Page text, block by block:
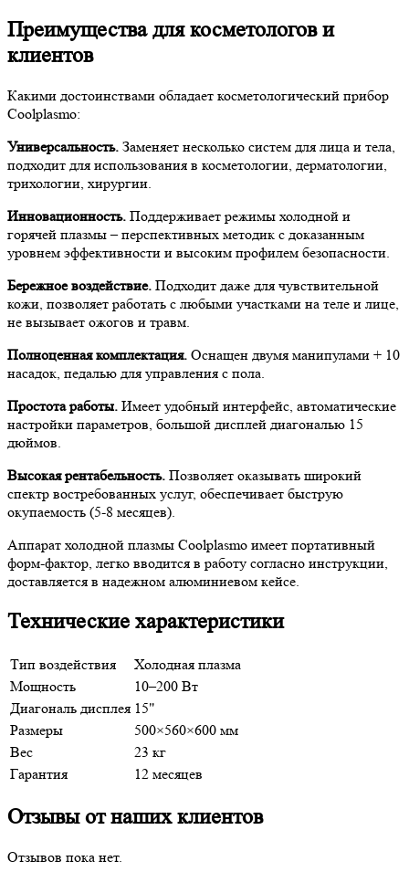
Преимущества для косметологов и
клиентов
Какими достоинствами обладает косметологический прибор
Coolplasmo:
Универсальность. Заменяет несколько систем для лица и тела,
подходит для использования в косметологии, дерматологии,
трихологии, хирургии.
Инновационность. Поддерживает режимы холодной и
горячей плазмы – перспективных методик с доказанным
уровнем эффективности и высоким профилем безопасности.
Бережное воздействие. Подходит даже для чувствительной
кожи, позволяет работать с любыми участками на теле и лице,
не вызывает ожогов и травм.
Полноценная комплектация. Оснащен двумя манипулами + 10
насадок, педалью для управления с пола.
Простота работы. Имеет удобный интерфейс, автоматические
настройки параметров, большой дисплей диагональю 15
дюймов.
Высокая рентабельность. Позволяет оказывать широкий
спектр востребованных услуг, обеспечивает быструю
окупаемость (5-8 месяцев).
Аппарат холодной плазмы Coolplasmo имеет портативный
форм-фактор, легко вводится в работу согласно инструкции,
доставляется в надежном алюминиевом кейсе.
Технические характеристики
Тип воздействия
Холодная плазма
Мощность
10–200 Вт
Диагональ дисплея 15"
Размеры
500×560×600 мм
Вес
23 кг
Гарантия
12 месяцев
Отзывы от наших клиентов
Отзывов пока нет.